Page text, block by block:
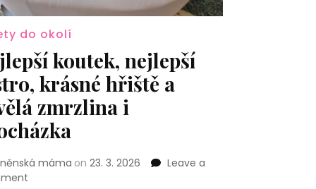
do okolí
koutek, nejlepší
krásné hřiště a
zmrzlina i
máma on 23. 3. 2026
Leave a
on